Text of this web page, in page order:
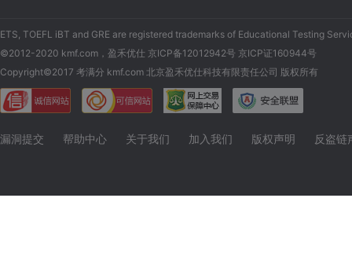
ETS, TOEFL iBT and GRE are registered trademarks of Educational Testing
©2012-2020 kmf.com，盈禾优仕 京ICP备12012942号 京ICP证160944号
Copyright©2017 考满分 kmf.com 北京盈禾优仕科技有限责任公司 版权所有
漏洞提交 帮助中心 关于我们 加入我们 版权声明 反盗链